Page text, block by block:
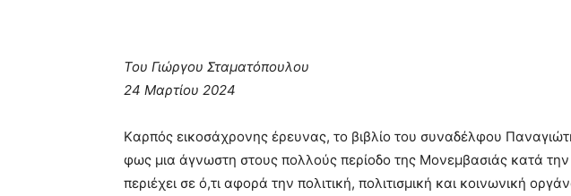
Του Γιώργου Σταματόπουλου
24 Μαρτίου 2024
Kαρπός εικοσάχρονης έρευνας, το βιβλίο του συναδέλφου
φως μια άγνωστη στους πολλούς περίοδο της Μονεμβασιάς κατά
περιέχει σε ό,τι αφορά την πολιτική, πολιτισμική και κοινωνική